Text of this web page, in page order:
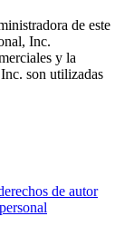
de este
Inc.
y la
son utilizadas
de autor